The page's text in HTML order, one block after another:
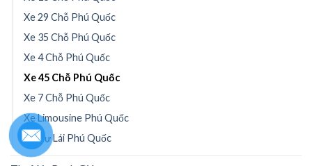
Xe 29 Chỗ Phú Quốc
Xe 35 Chỗ Phú Quốc
Xe 4 Chỗ Phú Quốc
Xe 45 Chỗ Phú Quốc
Xe 7 Chỗ Phú Quốc
Xe Limousine Phú Quốc
Xe Tự Lái Phú Quốc